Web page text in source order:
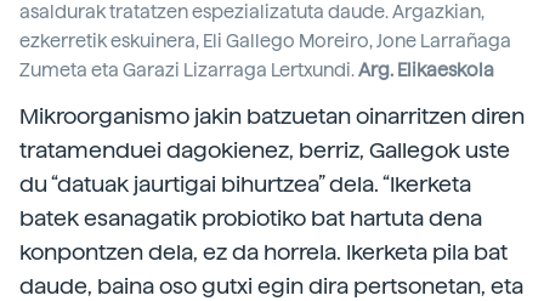
asaldurak tratatzen espezializatuta daude. Argazkian,
ezkerretik eskuinera, Eli Gallego Moreiro, Jone Larrañaga
Zumeta eta Garazi Lizarraga Lertxundi.Arg. Elikaeskola
Mikroorganismo jakin batzuetan oinarritzen diren
tratamenduei dagokienez, berriz, Gallegok uste
du “datuak jaurtigai bihurtzea” dela. “Ikerketa
batek esanagatik probiotiko bat hartuta dena
konpontzen dela, ez da horrela. Ikerketa pila bat
daude, baina oso gutxi egin dira pertsonetan, eta